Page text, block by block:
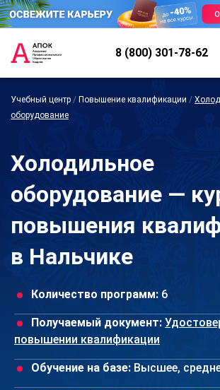
8 (800) 301-78-62
Учебный центр / Повышение квалификации /
оборудование
Холодильное
оборудование —
повышения
в Нальчике
Количество программ: 6
Получаемый документ:
повышении квалификации
Обучение на базе: Высшее,